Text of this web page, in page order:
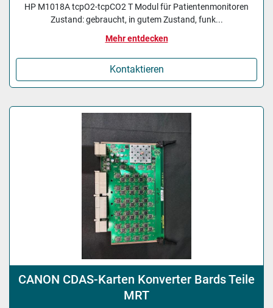
HP M1018A tcpO2-tcpCO2 T Modul für Patientenmonitoren
Zustand: gebraucht, in gutem Zustand, funk...
Mehr entdecken
Kontaktieren
CANON CDAS-Karten Konverter Bards Teile
MRT